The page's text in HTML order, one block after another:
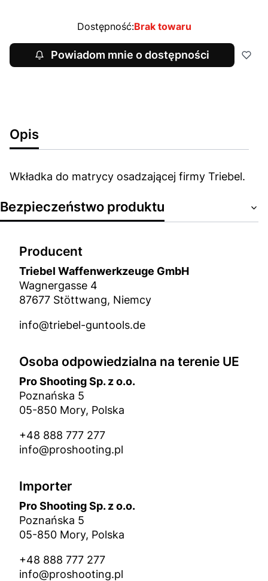
Dostępność:Brak towaru
Powiadom mnie o dostępności
Opis
Wkładka do matrycy osadzającej firmy Triebel.
Bezpieczeństwo produktu
Producent
Triebel Waffenwerkzeuge GmbH
Wagnergasse 4
87677 Stöttwang, Niemcy
info@triebel-guntools.de
Osoba odpowiedzialna na terenie UE
Pro Shooting Sp. z o.o.
Poznańska 5
05-850 Mory, Polska
+48 888 777 277
info@proshooting.pl
Importer
Pro Shooting Sp. z o.o.
Poznańska 5
05-850 Mory, Polska
+48 888 777 277
info@proshooting.pl